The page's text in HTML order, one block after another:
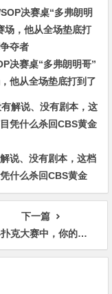
决赛桌“多弗朗明哥”
他从全场垫底打到了
说、没有剧本，这档
什么杀回CBS黄金
下一篇
赛中，你的思维方式就是优势